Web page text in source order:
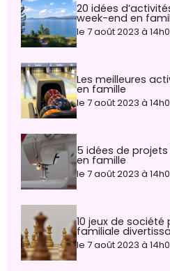
20 idées
week-end en
le 7 août 2023 à
Les meilleures
en famille
le 7 août 2023 à
5 idées de
en famille
le 7 août 2023 à
10 jeux de société
familiale
le 7 août 2023 à